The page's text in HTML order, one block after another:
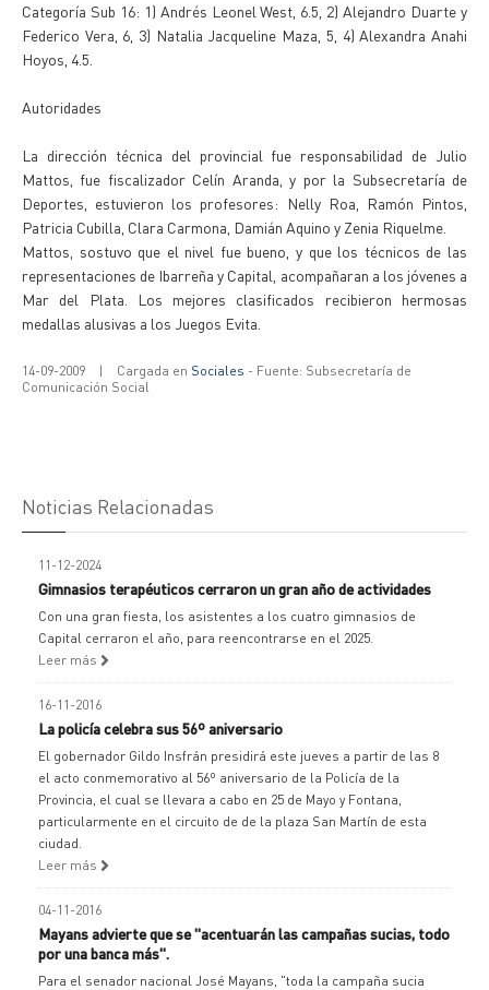
Categoría Sub 16: 1) Andrés Leonel West, 6.5, 2) Alejandro Duarte y
Federico Vera, 6, 3) Natalia Jacqueline Maza, 5, 4) Alexandra Anahi
Hoyos, 4.5.
Autoridades
La dirección técnica del provincial fue responsabilidad de Julio
Mattos, fue fiscalizador Celín Aranda, y por la Subsecretaría de
Deportes, estuvieron los profesores: Nelly Roa, Ramón Pintos,
Patricia Cubilla, Clara Carmona, Damián Aquino y Zenia Riquelme.
Mattos, sostuvo que el nivel fue bueno, y que los técnicos de las
representaciones de Ibarreña y Capital, acompañaran a los jóvenes a
Mar del Plata. Los mejores clasificados recibieron hermosas
medallas alusivas a los Juegos Evita.
14-09-2009 | Cargada en Sociales - Fuente: Subsecretaría de
Comunicación Social
Noticias Relacionadas
11-12-2024
Gimnasios terapéuticos cerraron un gran año de actividades
Con una gran fiesta, los asistentes a los cuatro gimnasios de
Capital cerraron el año, para reencontrarse en el 2025.
Leer más
16-11-2016
La policía celebra sus 56º aniversario
El gobernador Gildo Insfrán presidirá este jueves a partir de las 8
el acto conmemorativo al 56º aniversario de la Policía de la
Provincia, el cual se llevara a cabo en 25 de Mayo y Fontana,
particularmente en el circuito de de la plaza San Martín de esta
ciudad.
Leer más
04-11-2016
Mayans advierte que se "acentuarán las campañas sucias, todo
por una banca más".
Para el senador nacional José Mayans, "toda la campaña sucia